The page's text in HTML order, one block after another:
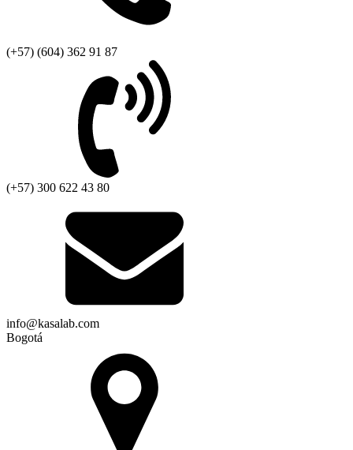
(+57) (604) 362 91 87
(+57) 300 622 43 80
info@kasalab.com
Bogotá